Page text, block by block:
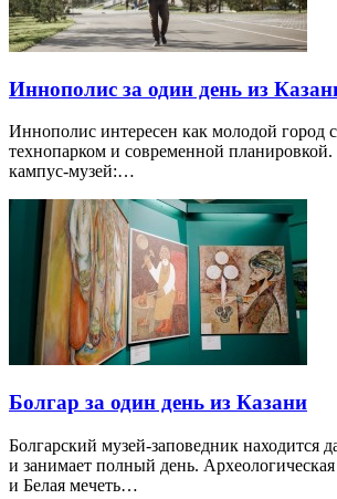
Иннополис за один день из
Иннополис интересен как молодой город
технопарком и современной
кампус-музей:…
Болгар за один день из Казани
Болгарский музей-заповедник находится
и занимает полный день.
и Белая мечеть…